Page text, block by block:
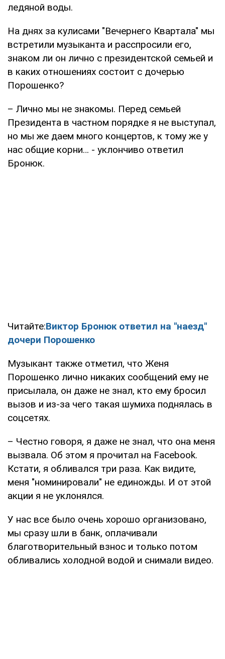
ледяной воды.
На днях за кулисами "Вечернего Квартала" мы
встретили музыканта и расспросили его,
знаком ли он лично с президентской семьей и
в каких отношениях состоит с дочерью
Порошенко?
– Лично мы не знакомы. Перед семьей
Президента в частном порядке я не выступал,
но мы же даем много концертов, к тому же у
нас общие корни… - уклончиво ответил
Бронюк.
Читайте:Виктор Бронюк ответил на "наезд"
дочери Порошенко
Музыкант также отметил, что Женя
Порошенко лично никаких сообщений ему не
присылала, он даже не знал, кто ему бросил
вызов и из-за чего такая шумиха поднялась в
соцсетях.
– Честно говоря, я даже не знал, что она меня
вызвала. Об этом я прочитал на Facebook.
Кстати, я обливался три раза. Как видите,
меня "номинировали" не единожды. И от этой
акции я не уклонялся.
У нас все было очень хорошо организовано,
мы сразу шли в банк, оплачивали
благотворительный взнос и только потом
обливались холодной водой и снимали видео.